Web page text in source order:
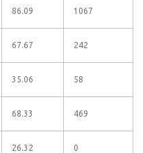
86.09 1067
67.67 242
35.06 58
68.33 469
26.32 0